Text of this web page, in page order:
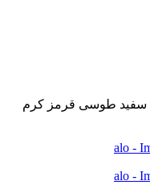
سفید طوسی قرمز کرم